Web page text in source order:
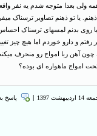
ولی بعدا متوجه شدم یه نفر
یا تو ذهنم تصاویر ترسناک
روی بدنم لمسهای ترسناک احساس
رفتم و دارو خوردم اما هیچ چیز
آهن ربا امواج رو منحرف
امواج ماهواره ای بوده؟
ارديبهشت 1397 پاسخ